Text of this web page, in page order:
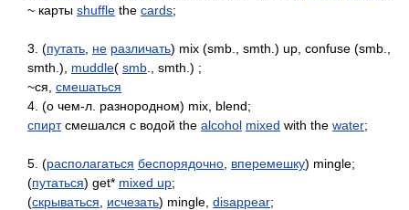
~ карты shuffle the cards;
3. (путать не различать) mix (smb., smth.) up, confuse (smb.,
smth.), muddle( smb ., smth.) ;
~ся, смешаться
4. (о чем-л. разнородном) mix, blend;
спиртсмешался с водой the alcohol mixed with the water;
5. (располагаться беспорядочно вперемешку) mingle;
(путаться) get* mixed up;
(скрываться исчезать) mingle, disappear;